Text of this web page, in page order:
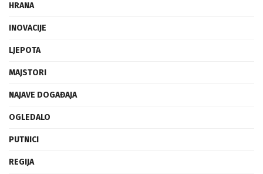
HRANA
INOVACIJE
LJEPOTA
MAJSTORI
NAJAVE DOGAĐAJA
OGLEDALO
PUTNICI
REGIJA